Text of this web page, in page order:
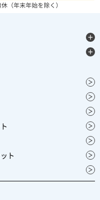
（年末年始を除く）
ト